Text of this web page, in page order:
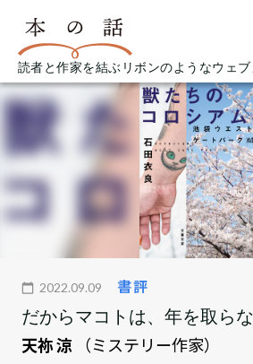
読者と作家を結ぶリボンのようなウェブ
2022.09.09 書評
だからマコトは、年を取ら
天祢 涼
（ミステリー作家）